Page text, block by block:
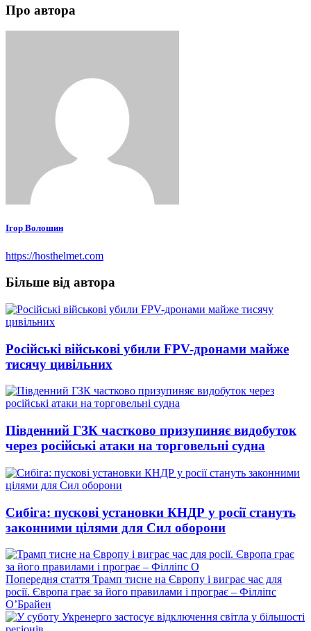
Про автора
Ігор Волошин
https://hosthelmet.com
Більше від автора
Російські військові убили FPV-дронами майже
тисячу цивільних
Південний ГЗК частково призупиняє видобуток
через російські атаки на торговельні судна
Сибіга: пускові установки КНДР у росії стануть
законними цілями для Сил оборони
Попередня стаття Попередній
запис:
Трамп тисне на Європу і виграє час для
росії. Європа грає за його правилами і програє – Філліпс
О’Брайен